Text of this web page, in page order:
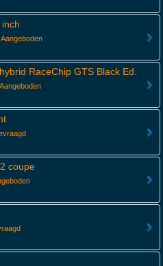
RaceChip GTS Black Ed.
coupe